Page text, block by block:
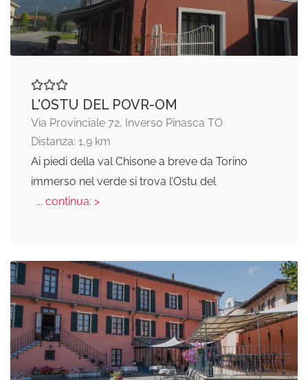
L'OSTU DEL POVR-OM
Via Provinciale 72, Inverso Pinasca TO
Distanza: 1,9 km
Ai piedi della val Chisone a breve da Torino
immerso nel verde si trova l’Ostu del
... continua: >